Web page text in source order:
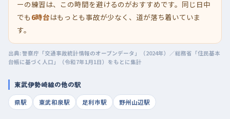
ーの練習は、この時間を避けるのがおすすめです。同じ日中
でも 6時台はもっとも事故が少なく、道が落ち着いていま
す。
出典: 警察庁「交通事故統計情報のオープンデータ」（2024年）／総務省「住民基本
台帳に基づく人口」（令和7年1月1日）をもとに集計
東武伊勢崎線の他の駅
県駅 東武和泉駅 足利市駅 野州山辺駅